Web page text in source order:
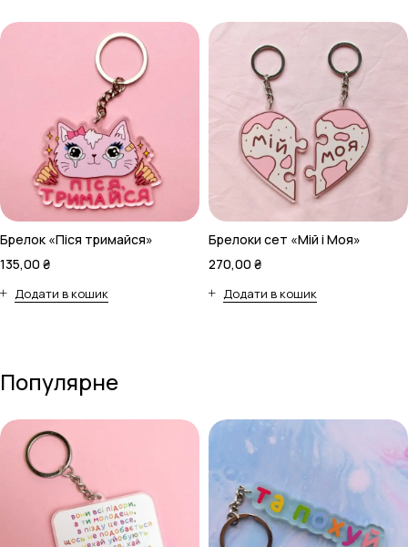
Брелок «Піся тримайся»
135,00 ₴
Додати в кошик
Брелоки сет «Мій і Моя»
270,00 ₴
Додати в кошик
Популярне